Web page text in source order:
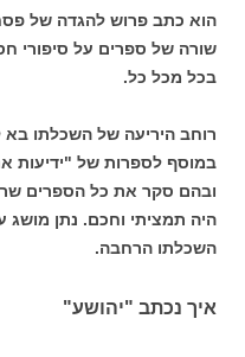
הוא כתב פרוש להגדה של
שורה של ספרים על סיפורי
בכל מכל כל.
רוחב היריעה של השכלתו
במוסף לספרות של "ידיעות
ובהם סקר את כל הספרים
היה תמציתי וחכם. נתן מושג
השכלתו הרחבה.
איך נכתב "יהושע"